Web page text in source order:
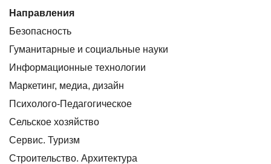
Направления
Безопасность
Гуманитарные и социальные науки
Информационные технологии
Маркетинг, медиа, дизайн
Психолого-Педагогическое
Сельское хозяйство
Сервис. Туризм
Строительство. Архитектура